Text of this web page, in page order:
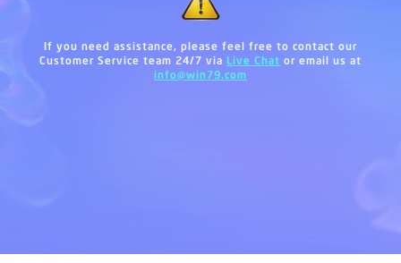
If you need assistance, please feel free to contact our
Customer Service team 24/7 via Live Chat or email us at
info@win79.com